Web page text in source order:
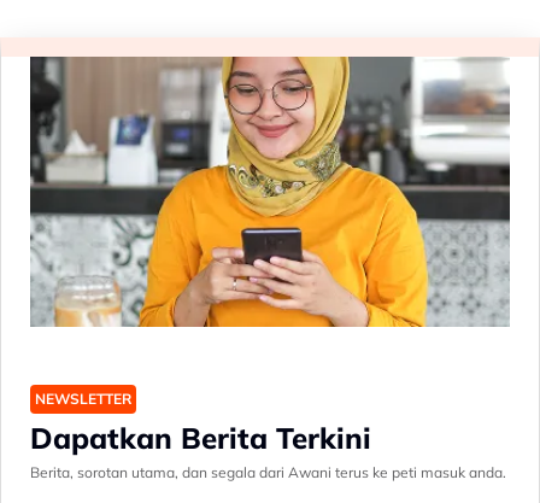
NEWSLETTER
Dapatkan Berita Terkini
Berita, sorotan utama, dan segala dari Awani terus ke peti masuk anda.